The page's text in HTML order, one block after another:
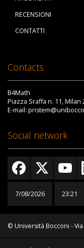
RECENSIONI
CONTATTI
Contacts
B4Math
Piazza Sraffa n. 11, Milan
E-mail:
Social network
7/08/2026 23:21
© Università Bocconi -